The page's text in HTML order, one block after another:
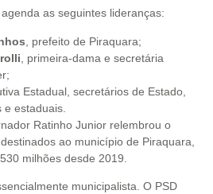
as seguintes lideranças:
, prefeito de Piraquara;
, primeira-dama e secretária
Estadual, secretários de Estado,
estaduais.
Ratinho Junior relembrou o
ao município de Piraquara,
milhões desde 2019.
municipalista. O PSD